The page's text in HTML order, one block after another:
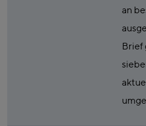
an
Brief